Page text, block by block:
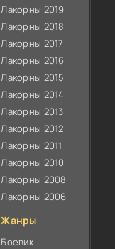
Лакорны 2019
Лакорны 2018
Лакорны 2017
Лакорны 2016
Лакорны 2015
Лакорны 2014
Лакорны 2013
Лакорны 2012
Лакорны 2011
Лакорны 2010
Лакорны 2008
Лакорны 2006
Жанры
Боевик